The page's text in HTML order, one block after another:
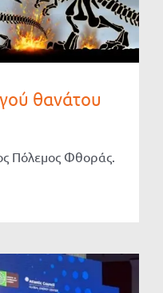
θανάτου
Πόλεμος Φθοράς.